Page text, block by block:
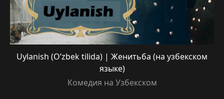
Uylanish (O’zbek tilida) | Женитьба (на узбекском
языке)
Комедия на Узбекском